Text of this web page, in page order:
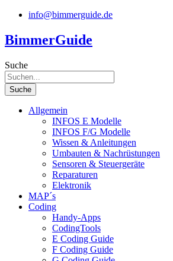
Zum
springen
info@bimmerguide.de
BimmerGuide
Suche
Suche
Allgemein
INFOS E Modelle
INFOS F/G Modelle
Wissen & Anleitungen
Umbauten & Nachrüstungen
Sensoren & Steuergeräte
Reparaturen
Elektronik
MAP´s
Coding
Handy-Apps
CodingTools
E Coding Guide
F Coding Guide